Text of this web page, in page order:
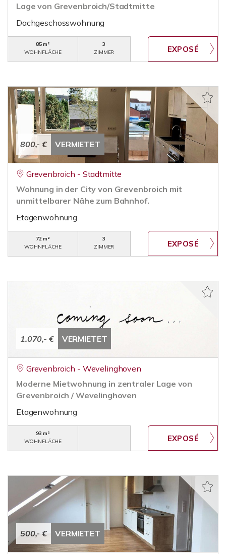
Lage von Grevenbroich/Stadtmitte
Dachgeschosswohnung
85 m²
WOHNFLÄCHE
3
ZIMMER
800,- € VERMIETET
Grevenbroich - Stadtmitte
Wohnung in der City von Grevenbroich mit
unmittelbarer Nähe zum Bahnhof.
Etagenwohnung
72 m²
WOHNFLÄCHE
3
ZIMMER
1.070,- € VERMIETET
Grevenbroich - Wevelinghoven
Moderne Mietwohnung in zentraler Lage von
Grevenbroich / Wevelinghoven
Etagenwohnung
93 m²
WOHNFLÄCHE
500,- € VERMIETET